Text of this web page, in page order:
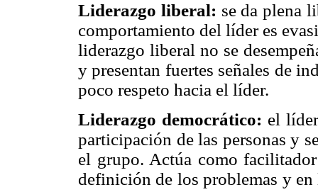
Liderazgo liberal: se da plena
comportamiento del líder es
liderazgo liberal no se
y presentan fuertes señales de
poco respeto hacia el líder.
Liderazgo democrático: el
participación de las personas y
el grupo. Actúa como
definición de los problemas y